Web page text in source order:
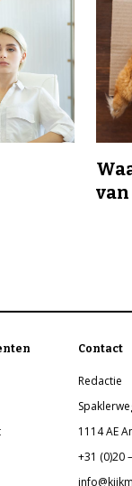
van
Contact
Redactie
1114 AE
+31 (0)20